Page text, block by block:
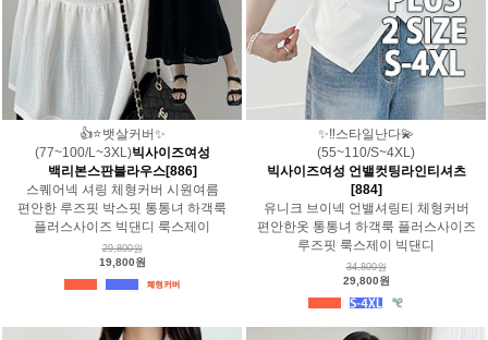
👍⭐️뱃살커버✨
(77~100/L~3XL)빅사이즈여성
백리본스판블라우스[886]
스퀘어넥 셔링 체형커버 시원여름
편안한 루즈핏 박스핏 통통녀 하객룩
플러스사이즈 빅댄디 룩스제이
29,800원
19,800원
✨‼️스타일난다💫
(55~110/S~4XL)
빅사이즈여성 언밸컷팅라인티셔츠
[884]
유니크 브이넥 언밸셔링티 체형커버
편안한옷 통통녀 하객룩 플러스사이즈
루즈핏 룩스제이 빅댄디
34,800원
29,800원